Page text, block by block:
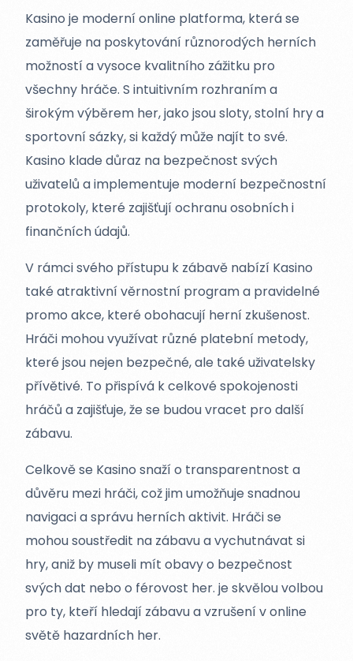
Kasino je moderní online platforma, která se
zaměřuje na poskytování různorodých herních
možností a vysoce kvalitního zážitku pro
všechny hráče. S intuitivním rozhraním a
širokým výběrem her, jako jsou sloty, stolní hry a
sportovní sázky, si každý může najít to své.
Kasino klade důraz na bezpečnost svých
uživatelů a implementuje moderní bezpečnostní
protokoly, které zajišťují ochranu osobních i
finančních údajů.
V rámci svého přístupu k zábavě nabízí Kasino
také atraktivní věrnostní program a pravidelné
promo akce, které obohacují herní zkušenost.
Hráči mohou využívat různé platební metody,
které jsou nejen bezpečné, ale také uživatelsky
přívětivé. To přispívá k celkové spokojenosti
hráčů a zajišťuje, že se budou vracet pro další
zábavu.
Celkově se Kasino snaží o transparentnost a
důvěru mezi hráči, což jim umožňuje snadnou
navigaci a správu herních aktivit. Hráči se
mohou soustředit na zábavu a vychutnávat si
hry, aniž by museli mít obavy o bezpečnost
svých dat nebo o férovost her. je skvělou volbou
pro ty, kteří hledají zábavu a vzrušení v online
světě hazardních her.